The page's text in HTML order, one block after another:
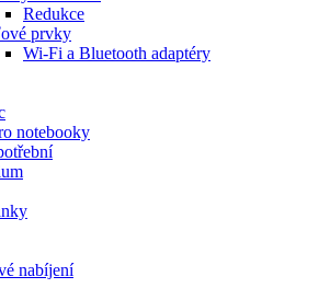
Redukce
prvky
Wi-Fi a Bluetooth adaptéry
notebooky
nabíjení